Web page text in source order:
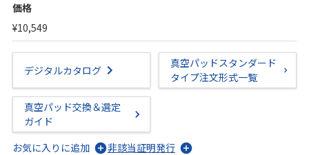
価格
¥10,549
デジタルカタログ
真空パッドスタンダード
タイプ注文形式一覧
真空パッド交換＆選定
ガイド
お気に入りに追加
非該当証明発行